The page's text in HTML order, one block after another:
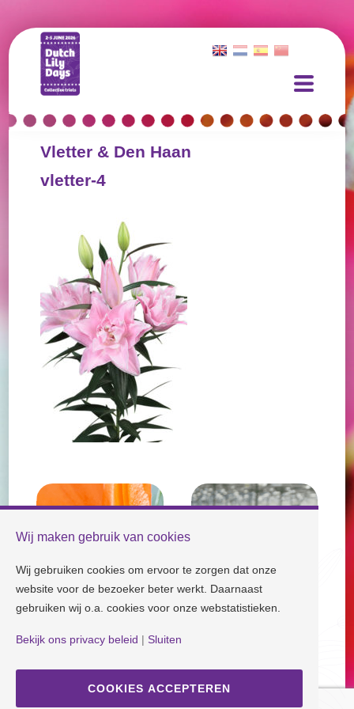
Vletter & Den Haan
vletter-4
Check our socials and stay tuned!
Wij maken gebruik van cookies
Wij gebruiken cookies om ervoor te zorgen dat onze
website voor de bezoeker beter werkt. Daarnaast
gebruiken wij o.a. cookies voor onze webstatistieken.
Bekijk ons privacy beleid | Sluiten
COOKIES ACCEPTEREN